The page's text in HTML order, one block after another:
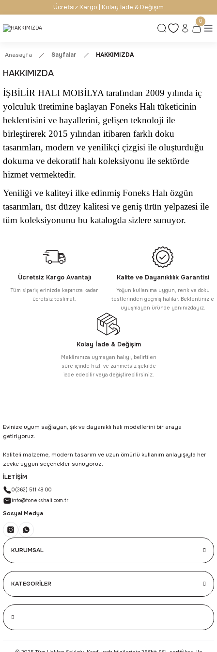
Ücretsiz Kargo | Kolay İade & Değişim
0
Anasayfa Sayfalar HAKKIMIZDA
HAKKIMIZDA
İŞBİLİR HALI MOBİLYA tarafından 2009 yılında iç
yolculuk üretimine başlayan Foneks Halı tüketicinin
beklentisini ve hayallerini, gelişen teknoloji ile
birleştirerek 2015 yılından itibaren farklı doku
tasarımları, modern ve yenilikçi çizgisi ile oluşturduğu
dokuma ve dekoratif halı koleksiyonu ile sektörde
hizmet vermektedir.
Yeniliği ve kaliteyi ilke edinmiş Foneks Halı özgün
tasarımları, üst düzey kalitesi ve geniş ürün yelpazesi ile
tüm koleksiyonunu bu katalogda sizlere sunuyor.
Ücretsiz Kargo Avantajı
Tüm siparişlerinizde kapınıza kadar
ücretsiz teslimat.
Kalite ve Dayanıklılık Garantisi
Yoğun kullanıma uygun, renk ve doku
testlerinden geçmiş halılar. Beklentinizle
uyuşmayan üründe yanınızdayız.
Kolay İade & Değişim
Mekânınıza uymayan halıyı, belirtilen
süre içinde hızlı ve zahmetsiz şekilde
iade edebilir veya değiştirebilirsiniz.
Evinize uyum sağlayan, şık ve dayanıklı halı modellerini bir araya
getiriyoruz.
Kaliteli malzeme, modern tasarım ve uzun ömürlü kullanım anlayışıyla her
zevke uygun seçenekler sunuyoruz.
İLETİŞİM
0(362) 511 48 00
info@fonekshali.com.tr
Sosyal Medya
KURUMSAL
KATEGORİLER